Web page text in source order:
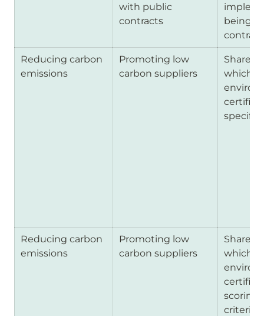
with public
contracts
being
Reducing carbon
emissions
Promoting low
carbon suppliers
Share
which
Reducing carbon
emissions
Promoting low
carbon suppliers
Share
which
scoring
criteria)